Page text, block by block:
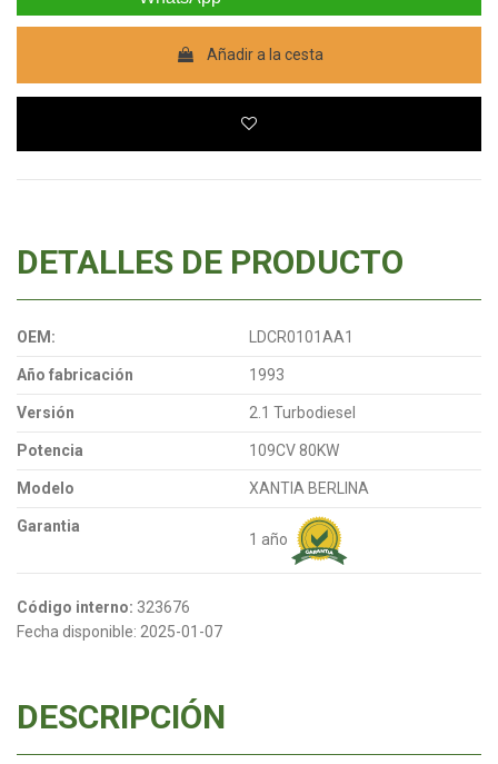
Añadir a la cesta
DETALLES DE PRODUCTO
OEM: LDCR0101AA1
Año fabricación 1993
Versión 2.1 Turbodiesel
Potencia 109CV 80KW
Modelo XANTIA BERLINA
Garantia
1 año
Código interno: 323676
Fecha disponible: 2025-01-07
DESCRIPCIÓN